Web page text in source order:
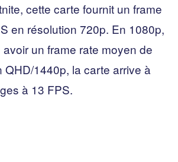
cette carte fournit un frame
en résolution 720p. En 1080p,
un frame rate moyen de
QHD/1440p, la carte arrive à
à 13 FPS.